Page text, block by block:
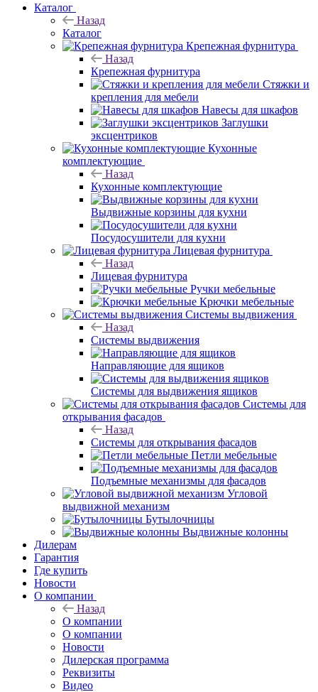
Каталог
Назад
Каталог
Крепежная фурнитура
Назад
Крепежная фурнитура
Стяжки и
крепления для мебели
Навесы для шкафов
Заглушки
эксцентриков
Кухонные
комплектующие
Назад
Кухонные комплектующие
Выдвижные корзины для кухни
Посудосушители для кухни
Лицевая фурнитура
Назад
Лицевая фурнитура
Ручки мебельные
Крючки мебельные
Системы выдвижения
Назад
Системы выдвижения
Направляющие для ящиков
Системы для выдвижения ящиков
Системы для
открывания фасадов
Назад
Системы для открывания фасадов
Петли мебельные
Подъемные механизмы для фасадов
Угловой
выдвижной механизм
Бутылочницы
Выдвижные колонны
Дилерам
Гарантия
Где купить
Новости
О компании
Назад
О компании
О компании
Новости
Дилерская программа
Реквизиты
Видео